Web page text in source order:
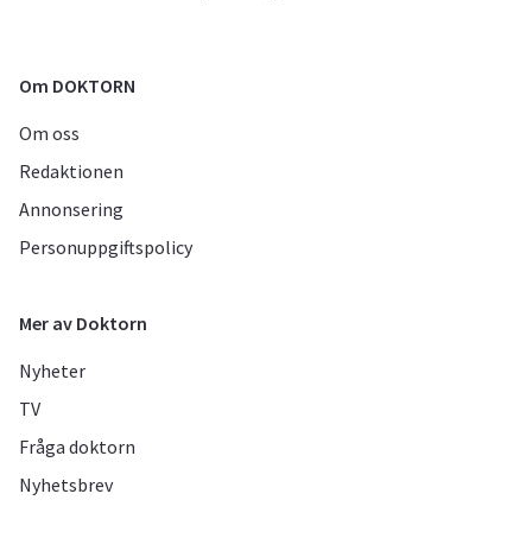
Om DOKTORN
Om oss
Redaktionen
Annonsering
Personuppgiftspolicy
Mer av Doktorn
Nyheter
TV
Fråga doktorn
Nyhetsbrev